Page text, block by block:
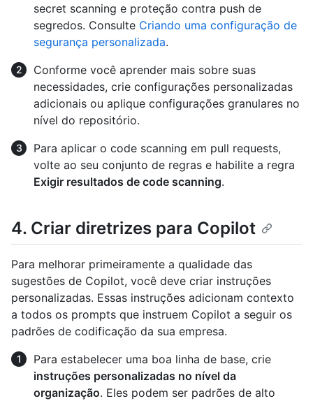
secret scanning e proteção contra push de
segredos. Consulte Criando uma configuração de
segurança personalizada.
Conforme você aprender mais sobre suas
necessidades, crie configurações personalizadas
adicionais ou aplique configurações granulares no
nível do repositório.
Para aplicar o code scanning em pull requests,
volte ao seu conjunto de regras e habilite a regra
Exigir resultados de code scanning.
4. Criar diretrizes para Copilot
Para melhorar primeiramente a qualidade das
sugestões de Copilot, você deve criar instruções
personalizadas. Essas instruções adicionam contexto
a todos os prompts que instruem Copilot a seguir os
padrões de codificação da sua empresa.
Para estabelecer uma boa linha de base, crie
instruções personalizadas no nível da
organização. Eles podem ser padrões de alto